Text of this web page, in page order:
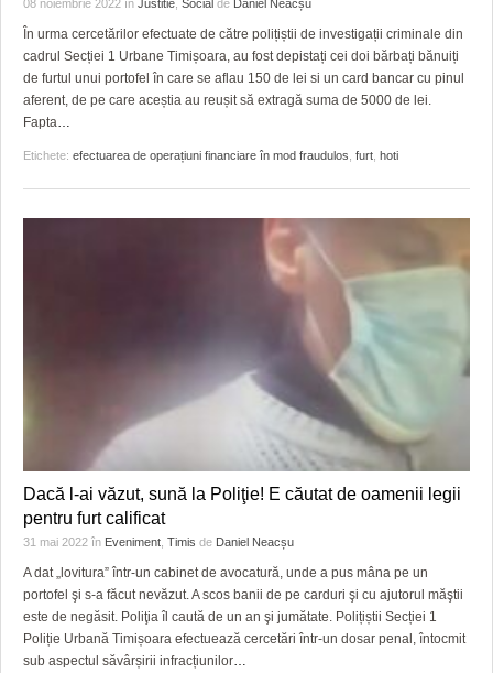
GRĂDINA TAICII DOMNULUI
ZIARISTU’ DE TERASĂ
CU OIŞTEA-N KIERKEGAARD
PE SURSE
CRONICĂ DE FILM
UNDE MERGEM
FILME DOCUMENTARE
JOCURI ONLINE
ACCIDENTE
ANUNŢURI
INFO SI UTILE
INVATAMANT
FARMACII DIN TIMIŞOARA
HARTA TIMIŞOAREI
LICEE, ŞCOLI ŞI GRĂDINIŢE DIN TIMIŞ
PRIMĂRIILE DIN TIMIŞ
SFATUL MEDICULUI
08 noiembrie 2022 în Justitie Social de Daniel Neacșu
În urma cercetărilor efectuate de către polițiștii de investigații criminale din
cadrul Secției 1 Urbane Timișoara, au fost depistați cei doi bărbați bănuiți
de furtul unui portofel în care se aflau 150 de lei si un card bancar cu pinul
aferent, de pe care aceștia au reușit să extragă suma de 5000 de lei.
Fapta…
Etichete: efectuarea de operațiuni financiare în mod fraudulos furt hoti
Dacă l-ai văzut, sună la Poliţie! E căutat de oamenii legii
pentru furt calificat
31 mai 2022 în Eveniment Timis de Daniel Neacșu
A dat „lovitura” într-un cabinet de avocatură, unde a pus mâna pe un
portofel şi s-a făcut nevăzut. A scos banii de pe carduri şi cu ajutorul măştii
este de negăsit. Poliţia îl caută de un an şi jumătate. Polițiștii Secției 1
Poliție Urbană Timișoara efectuează cercetări într-un dosar penal, întocmit
sub aspectul săvârșirii infracțiunilor…